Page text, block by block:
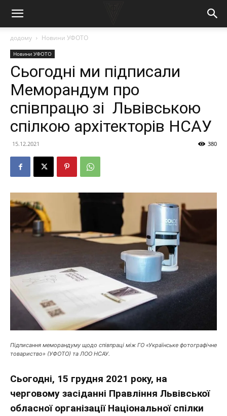
додому Новини УФОТО
Новини УФОТО
Сьогодні ми підписали
Меморандум про
співпрацю зі Львівською
спілкою архітекторів НСАУ
15.12.2021 380
Підписання меморандуму щодо співпраці між ГО «Українське фотографічне
товариство» (УФОТО) та ЛОО НСАУ.
Сьогодні, 15 грудня 2021 року, на
черговому засіданні Правління Львівської
обласної організації Національної спілки